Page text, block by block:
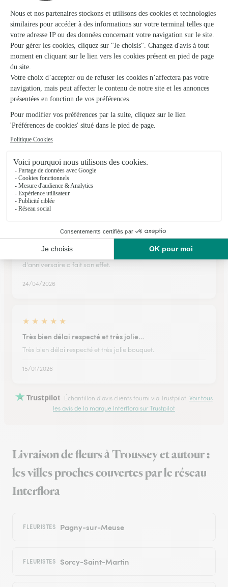
Troussey
★ ★ ★ ★ ★
Grand choix de bouquets
Grand choix de bouquets
15/05/2026
Madame était très contente de son bouquet et du coffret
rituals
27/12/2025
Plante magnifique
Plante magnifique, plus belle que sur la photo. Ce cadeau
d'anniversaire a fait son effet.
24/04/2026
★ ★ ★ ★ ★
Très bien délai respecté et très jolie…
Très bien délai respecté et très jolie bouquet.
15/01/2026
Trustpilot Échantillon d'avis clients fourni via Trustpilot. Voir tous
les avis de la marque Interflora sur Trustpilot
Livraison de fleurs à Troussey et autour :
les villes proches couvertes par le réseau
Interflora
FLEURISTES Pagny-sur-Meuse
FLEURISTES Sorcy-Saint-Martin